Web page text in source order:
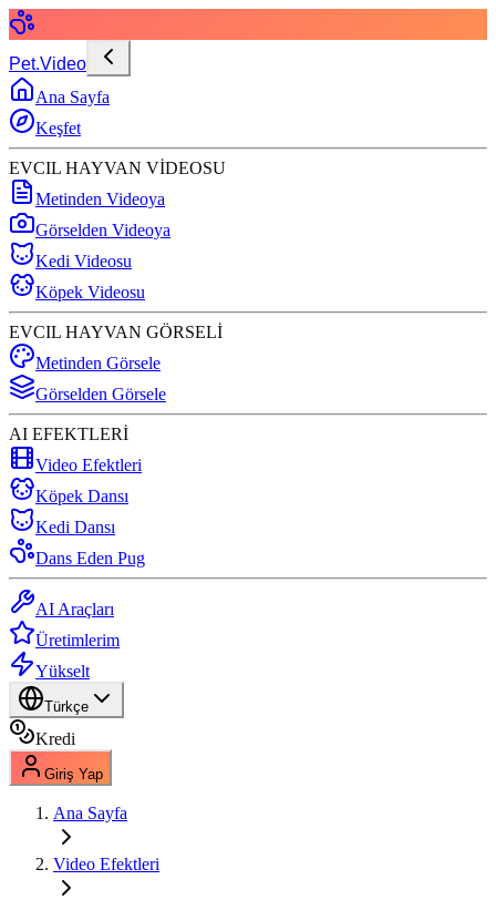
Pet.Video
Ana Sayfa
Keşfet
EVCIL HAYVAN VİDEOSU
Metinden Videoya
Görselden Videoya
Kedi Videosu
Köpek Videosu
EVCIL HAYVAN GÖRSELİ
Metinden Görsele
Görselden Görsele
AI EFEKTLERİ
Video Efektleri
Köpek Dansı
Kedi Dansı
Dans Eden Pug
AI Araçları
Üretimlerim
Yükselt
Türkçe
Kredi
Giriş Yap
Ana Sayfa
Video Efektleri